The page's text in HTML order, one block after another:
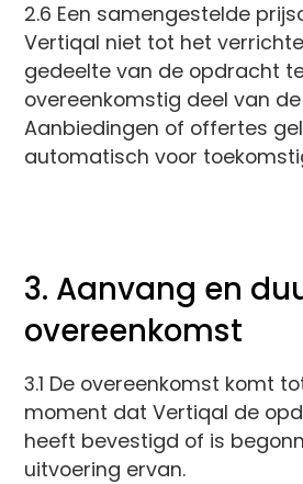
2.6 Een samengestelde
Vertiqal niet tot het
gedeelte van de opdracht
overeenkomstig deel van
Aanbiedingen of offertes
automatisch voor
3. Aanvang en
overeenkomst
3.1 De overeenkomst komt
moment dat Vertiqal de
heeft bevestigd of is
uitvoering ervan.